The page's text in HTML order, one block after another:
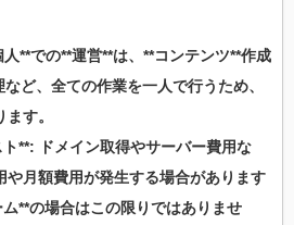
**での**運営**は、**コンテンツ**作成
ど、全ての作業を一人で行うため、
す。
**: ドメイン取得やサーバー費用な
や月額費用が発生する場合があります
ム**の場合はこの限りではありませ